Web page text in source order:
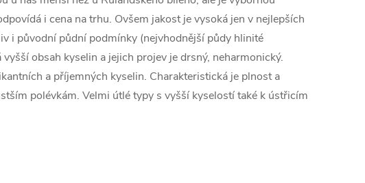
i cena na trhu. Ovšem jakost je vysoká jen v nejlepších
i původní půdní podmínky (nejvhodnější půdy hlinité
obsah kyselin a jejich projev je drsný, neharmonický.
a příjemných kyselin. Charakteristická je plnost a
polévkám. Velmi útlé typy s vyšší kyselostí také k ústřicím